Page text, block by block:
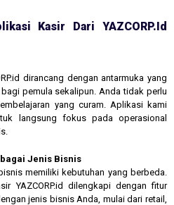
Kasir Dari YAZCORP.id
dirancang dengan antarmuka yang
pemula sekalipun. Anda tidak perlu
yang curam. Aplikasi kami
langsung fokus pada operasional
Jenis Bisnis
memiliki kebutuhan yang berbeda.
YAZCORP.id dilengkapi dengan fitur
jenis bisnis Anda, mulai dari retail,